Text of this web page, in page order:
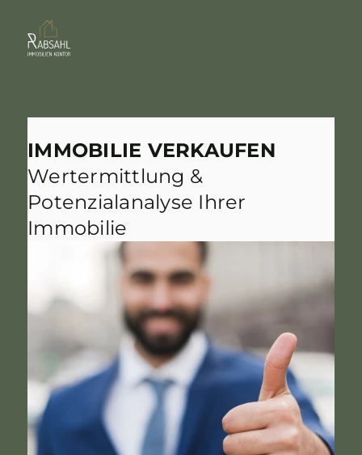
Pferdeimmobilien
IMMOBILIE VERKAUFEN
Wertermittlung &
Potenzialanalyse Ihrer
Immobilie